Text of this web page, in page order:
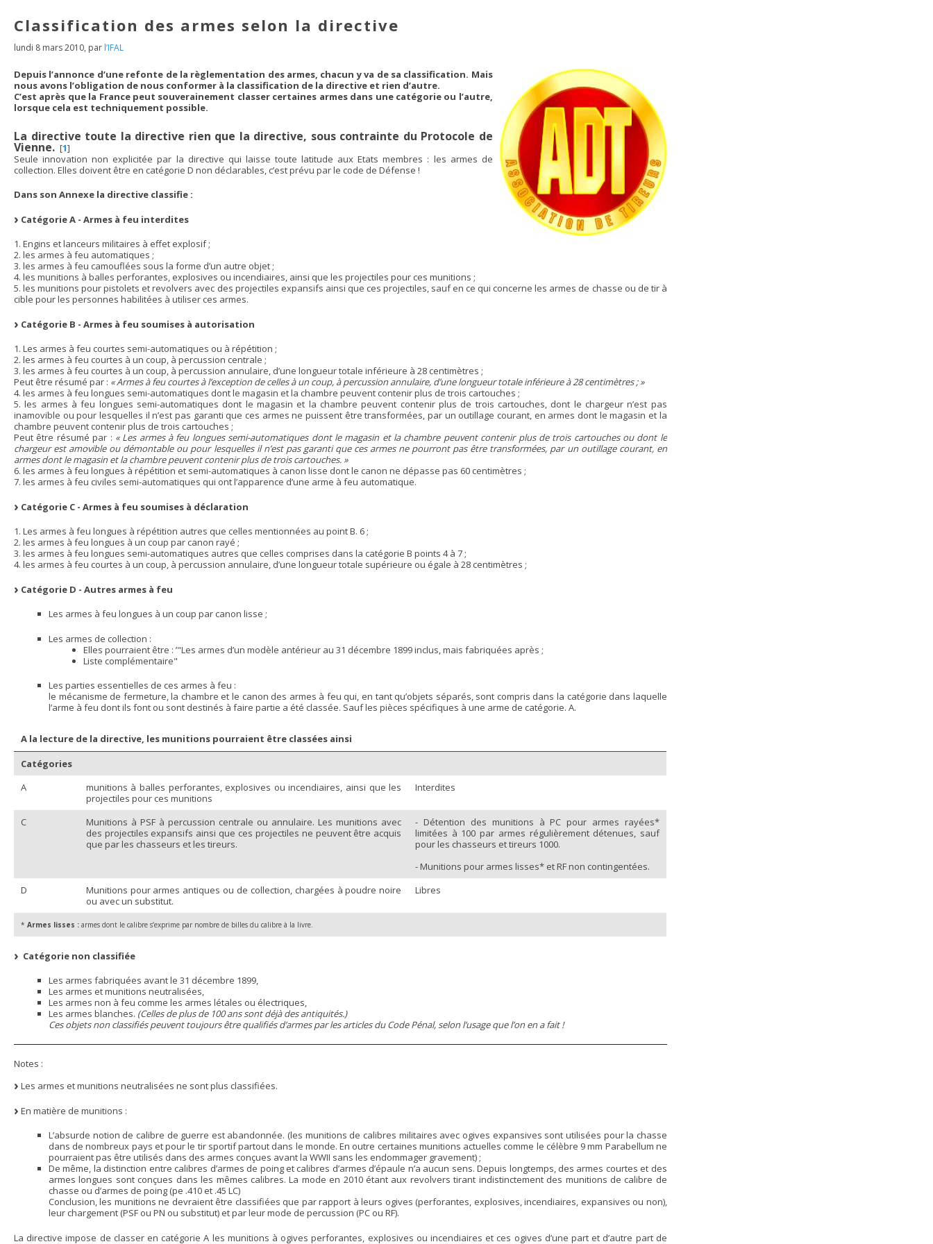
Classification des armes selon la directive
lundi 8 mars 2010, par l’IFAL
Depuis l’annonce d’une refonte de la règlementation des armes, chacun y va de sa classification. Mais
nous avons l’obligation de nous conformer à la classification de la directive et rien d’autre.
C’est après que la France peut souverainement classer certaines armes dans une catégorie ou l’autre,
lorsque cela est techniquement possible.
La directive toute la directive rien que la directive, sous contrainte du Protocole de
Vienne. [1]
Seule innovation non explicitée par la directive qui laisse toute latitude aux Etats membres : les armes de
collection. Elles doivent être en catégorie D non déclarables, c’est prévu par le code de Défense !
Dans son Annexe la directive classifie :
Catégorie A - Armes à feu interdites
1. Engins et lanceurs militaires à effet explosif ;
2. les armes à feu automatiques ;
3. les armes à feu camouflées sous la forme d’un autre objet ;
4. les munitions à balles perforantes, explosives ou incendiaires, ainsi que les projectiles pour ces munitions ;
5. les munitions pour pistolets et revolvers avec des projectiles expansifs ainsi que ces projectiles, sauf en ce qui concerne les armes de chasse ou de tir à
cible pour les personnes habilitées à utiliser ces armes.
Catégorie B - Armes à feu soumises à autorisation
1. Les armes à feu courtes semi-automatiques ou à répétition ;
2. les armes à feu courtes à un coup, à percussion centrale ;
3. les armes à feu courtes à un coup, à percussion annulaire, d’une longueur totale inférieure à 28 centimètres ;
Peut être résumé par : « Armes à feu courtes à l’exception de celles à un coup, à percussion annulaire, d’une longueur totale inférieure à 28 centimètres ; »
4. les armes à feu longues semi-automatiques dont le magasin et la chambre peuvent contenir plus de trois cartouches ;
5. les armes à feu longues semi-automatiques dont le magasin et la chambre peuvent contenir plus de trois cartouches, dont le chargeur n’est pas
inamovible ou pour lesquelles il n’est pas garanti que ces armes ne puissent être transformées, par un outillage courant, en armes dont le magasin et la
chambre peuvent contenir plus de trois cartouches ;
Peut être résumé par : « Les armes à feu longues semi-automatiques dont le magasin et la chambre peuvent contenir plus de trois cartouches ou dont le
chargeur est amovible ou démontable ou pour lesquelles il n’est pas garanti que ces armes ne pourront pas être transformées, par un outillage courant, en
armes dont le magasin et la chambre peuvent contenir plus de trois cartouches. »
6. les armes à feu longues à répétition et semi-automatiques à canon lisse dont le canon ne dépasse pas 60 centimètres ;
7. les armes à feu civiles semi-automatiques qui ont l’apparence d’une arme à feu automatique.
Catégorie C - Armes à feu soumises à déclaration
1. Les armes à feu longues à répétition autres que celles mentionnées au point B. 6 ;
2. les armes à feu longues à un coup par canon rayé ;
3. les armes à feu longues semi-automatiques autres que celles comprises dans la catégorie B points 4 à 7 ;
4. les armes à feu courtes à un coup, à percussion annulaire, d’une longueur totale supérieure ou égale à 28 centimètres ;
Catégorie D - Autres armes à feu
Les armes à feu longues à un coup par canon lisse ;
Les armes de collection :
Elles pourraient être : ’"Les armes d’un modèle antérieur au 31 décembre 1899 inclus, mais fabriquées après ;
Liste complémentaire"
Les parties essentielles de ces armes à feu :
le mécanisme de fermeture, la chambre et le canon des armes à feu qui, en tant qu’objets séparés, sont compris dans la catégorie dans laquelle
l’arme à feu dont ils font ou sont destinés à faire partie a été classée. Sauf les pièces spécifiques à une arme de catégorie. A.
A la lecture de la directive, les munitions pourraient être classées ainsi
Catégories
A
munitions à balles perforantes, explosives ou incendiaires, ainsi que les
projectiles pour ces munitions
Interdites
C
Munitions à PSF à percussion centrale ou annulaire. Les munitions avec
des projectiles expansifs ainsi que ces projectiles ne peuvent être acquis
que par les chasseurs et les tireurs.
- Détention des munitions à PC pour armes rayées*
limitées à 100 par armes régulièrement détenues, sauf
pour les chasseurs et tireurs 1000.
- Munitions pour armes lisses* et RF non contingentées.
D
Munitions pour armes antiques ou de collection, chargées à poudre noire
ou avec un substitut.
Libres
* Armes lisses :armes dont le calibre s’exprime par nombre de billes du calibre à la livre.
Catégorie non classifiée
Les armes fabriquées avant le 31 décembre 1899,
Les armes et munitions neutralisées,
Les armes non à feu comme les armes létales ou électriques,
Les armes blanches. (Celles de plus de 100 ans sont déjà des antiquités.)
Ces objets non classifiés peuvent toujours être qualifiés d’armes par les articles du Code Pénal, selon l’usage que l’on en a fait !
Notes :
Les armes et munitions neutralisées ne sont plus classifiées.
En matière de munitions :
L’absurde notion de calibre de guerre est abandonnée. (les munitions de calibres militaires avec ogives expansives sont utilisées pour la chasse
dans de nombreux pays et pour le tir sportif partout dans le monde. En outre certaines munitions actuelles comme le célèbre 9 mm Parabellum ne
pourraient pas être utilisés dans des armes conçues avant la WWII sans les endommager gravement) ;
De même, la distinction entre calibres d’armes de poing et calibres d’armes d’épaule n’a aucun sens. Depuis longtemps, des armes courtes et des
armes longues sont conçues dans les mêmes calibres. La mode en 2010 étant aux revolvers tirant indistinctement des munitions de calibre de
chasse ou d’armes de poing (pe .410 et .45 LC)
Conclusion, les munitions ne devraient être classifiées que par rapport à leurs ogives (perforantes, explosives, incendiaires, expansives ou non),
leur chargement (PSF ou PN ou substitut) et par leur mode de percussion (PC ou RF).
La directive impose de classer en catégorie A les munitions à ogives perforantes, explosives ou incendiaires et ces ogives d’une part et d’autre part de